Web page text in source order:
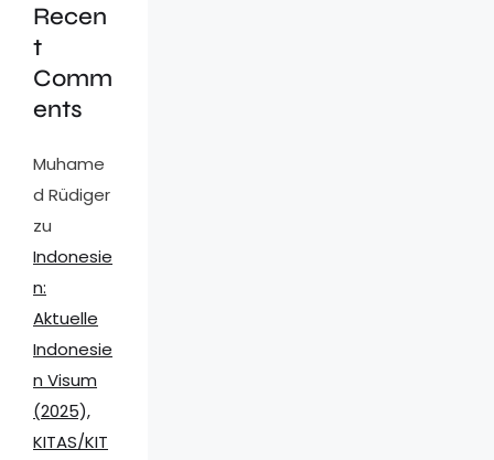
Recen
t
Comm
ents
Muhame
d Rüdiger
zu
Indonesie
n:
Aktuelle
Indonesie
n Visum
(2025),
KITAS/KIT